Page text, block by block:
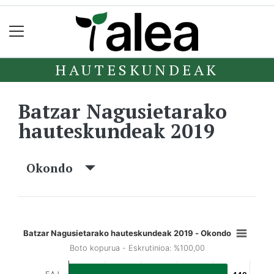
HAUTESKUNDEAK
Batzar Nagusietarako
hauteskundeak 2019
Okondo
Batzar Nagusietarako hauteskundeak 2019 - Okondo
Boto kopurua - Eskrutinioa: %100,00